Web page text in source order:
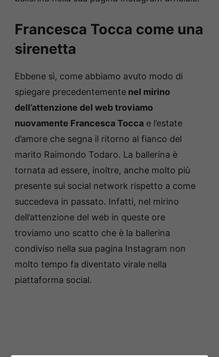
Francesca Tocca come una
sirenetta
Ebbene sì, come abbiamo avuto modo di
spiegare precedentemente nel mirino
dell’attenzione del web troviamo
nuovamente Francesca Tocca e l’estate
d’amore che segna il ritorno al fianco del
marito Raimondo Todaro. La ballerina è
tornata ad essere, inoltre, anche molto più
presente sui social network rispetto a come
succedeva in passato. Infatti, nel mirino
dell’attenzione del web in queste ore
troviamo uno scatto che è la ballerina
condiviso nella sua pagina Instagram non
molto tempo fa diventato virale nella
piattaforma social.